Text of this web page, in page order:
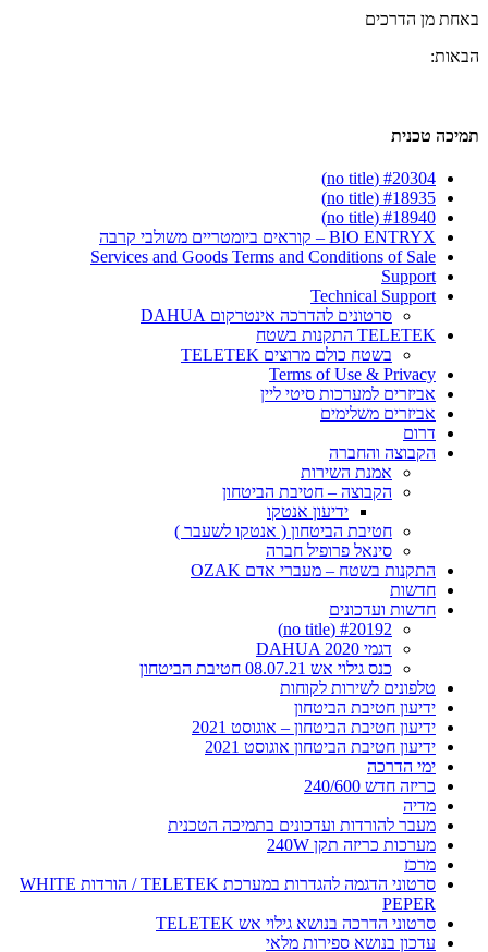
באחת מן הדרכים
הבאות:
תמיכה טכנית
#20304 (no title)
#18935 (no title)
#18940 (no title)
BIO ENTRYX – קוראים ביומטריים משולבי קרבה
Services and Goods Terms and Conditions of Sale
Support
Technical Support
סרטונים להדרכה אינטרקום DAHUA
TELETEK התקנות בשטח
בשטח כולם מרוצים TELETEK
Terms of Use & Privacy
אביזרים למערכות סיטי ליין
אביזרים משלימים
דרום
הקבוצה והחברה
אמנת השירות
הקבוצה – חטיבת הביטחון
ידיעון אנטקו
חטיבת הביטחון ( אנטקו לשעבר )
סינאל פרופיל חברה
התקנות בשטח – מעברי אדם OZAK
חדשות
חדשות ועדכונים
#20192 (no title)
דגמי DAHUA 2020
כנס גילוי אש 08.07.21 חטיבת הביטחון
טלפונים לשירות לקוחות
ידיעון חטיבת הביטחון
ידיעון חטיבת הביטחון – אוגוסט 2021
ידיעון חטיבת הביטחון אוגוסט 2021
ימי הדרכה
כריזה חדש 240/600
מדיה
מעבר להורדות ועדכונים בתמיכה הטכנית
מערכות כריזה תקן 240W
מרכז
סרטוני הדגמה להגדרות במערכת TELETEK / הורדות WHITE
PEPER
סרטוני הדרכה בנושא גילוי אש TELETEK
עדכון בנושא ספירות מלאי